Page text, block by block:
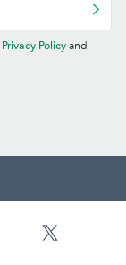
Privacy Policy and